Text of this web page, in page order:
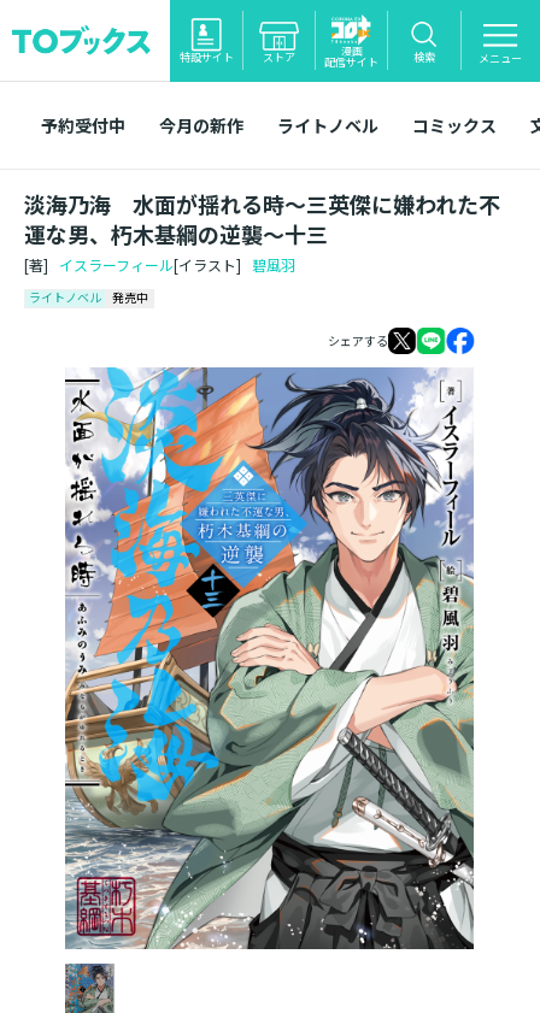
特設サイト ストア 漫画
配信サイト 検索 メニュー
予約受付中 今月の新作 ライトノベル コミックス
淡海乃海 水面が揺れる時～三英傑に嫌われた不
運な男、朽木基綱の逆襲～十三
[著] イスラーフィール[イラスト] 碧風羽
ライトノベル 発売中
シェアする